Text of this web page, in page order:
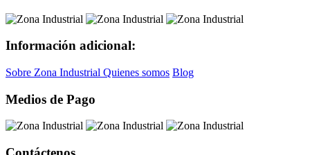
Información adicional:
Sobre Zona Industrial Quienes somos Blog
Medios de Pago